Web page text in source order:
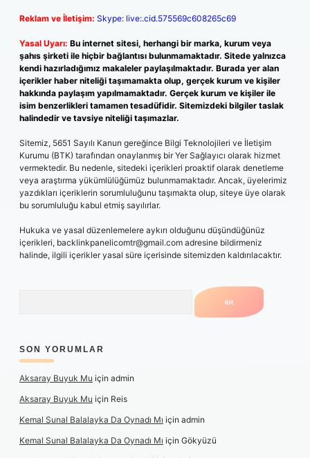
Reklam ve İletişim: Skype: live:.cid.575569c608265c69
Yasal Uyarı: Bu internet sitesi, herhangi bir marka, kurum veya
şahıs şirketi ile hiçbir bağlantısı bulunmamaktadır. Sitede yalnızca
kendi hazırladığımız makaleler paylaşılmaktadır. Burada yer alan
içerikler haber niteliği taşımamakta olup, gerçek kurum ve kişiler
hakkında paylaşım yapılmamaktadır. Gerçek kurum ve kişiler ile
isim benzerlikleri tamamen tesadüfidir. Sitemizdeki bilgiler taslak
halindedir ve tavsiye niteliği taşımazlar.
Sitemiz, 5651 Sayılı Kanun gereğince Bilgi Teknolojileri ve İletişim
Kurumu (BTK) tarafından onaylanmış bir Yer Sağlayıcı olarak hizmet
vermektedir. Bu nedenle, sitedeki içerikleri proaktif olarak denetleme
veya araştırma yükümlülüğümüz bulunmamaktadır. Ancak, üyelerimiz
yazdıkları içeriklerin sorumluluğunu taşımakta olup, siteye üye olarak
bu sorumluluğu kabul etmiş sayılırlar.
Hukuka ve yasal düzenlemelere aykırı olduğunu düşündüğünüz
içerikleri, backlinkpanelicomtr@gmail.com adresine bildirmeniz
halinde, ilgili içerikler yasal süre içerisinde sitemizden kaldırılacaktır.
SON YORUMLAR
Aksaray Buyuk Mu için admin
Aksaray Buyuk Mu için Reis
Kemal Sunal Balalayka Da Oynadı Mı için admin
Kemal Sunal Balalayka Da Oynadı Mı için Gökyüzü